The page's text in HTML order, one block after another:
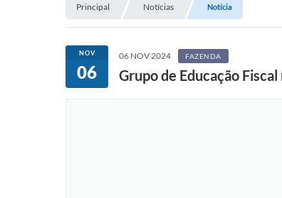
Principal Notícias Notícia
NOV
06
06 NOV 2024 FAZENDA
Grupo de Educação